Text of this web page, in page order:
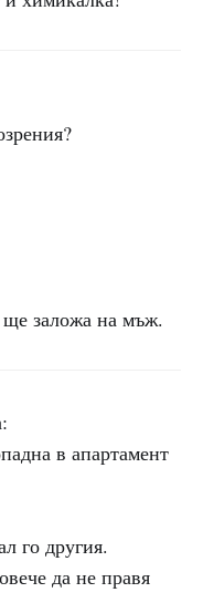
заложа на мъж.
в апартамент
го другия.
да не правя